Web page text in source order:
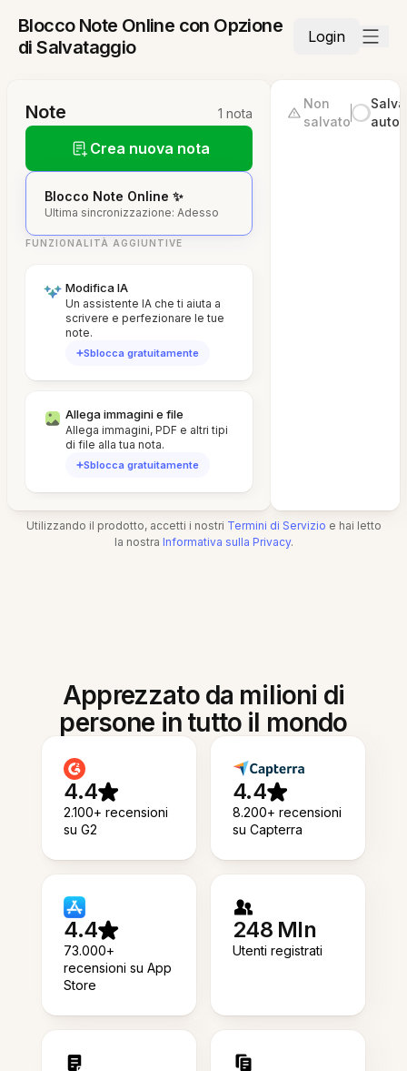
Blocco Note Online con Opzione
di Salvataggio
Login
Note 1 nota
Crea nuova nota
Blocco Note Online ✨
Ultima sincronizzazione: Adesso
FUNZIONALITÀ AGGIUNTIVE
Modifica IA
Un assistente IA che ti aiuta a
scrivere e perfezionare le tue
note.
Sblocca gratuitamente
Allega immagini e file
Allega immagini, PDF e altri tipi
di file alla tua nota.
Sblocca gratuitamente
Non
salvato
Utilizzando il prodotto, accetti i nostri Termini di Servizio e hai letto
la nostra Informativa sulla Privacy.
Apprezzato da milioni di
persone in tutto il mondo
4.4
2.100+ recensioni
su G2
4.4
8.200+ recensioni
su Capterra
4.4
73.000+
recensioni su App
Store
248 Mln
Utenti registrati